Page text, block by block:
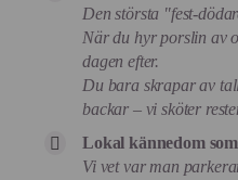
Den största "fest-
När du hyr porslin av
dagen efter.
Du bara skrapar av
backar – vi sköter
Lokal kännedom
Vi vet var man